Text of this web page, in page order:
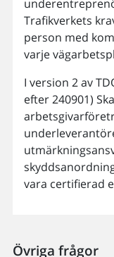
Trafikverkets
person med
varje
I version 2 av
efter 240901)
vara certifierad
Övriga frågor